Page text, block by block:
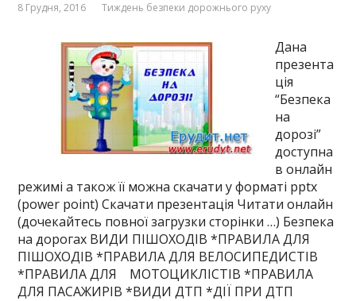
8 Грудня, 2016 Тиждень безпеки дорожнього руху
Дана
презента
ція
“Безпека
на
дорозі”
доступна
в онлайн
режимі а також її можна скачати у форматі pptx
(power point) Скачати презентація Читати онлайн
(дочекайтесь повної загрузки сторінки …) Безпека
на дорогах ВИДИ ПІШОХОДІВ *ПРАВИЛА ДЛЯ
ПІШОХОДІВ *ПРАВИЛА ДЛЯ ВЕЛОСИПЕДИСТІВ
*ПРАВИЛА ДЛЯ МОТОЦИКЛІСТІВ *ПРАВИЛА
ДЛЯ ПАСАЖИРІВ *ВИДИ ДТП *ДІЇ ПРИ ДТП